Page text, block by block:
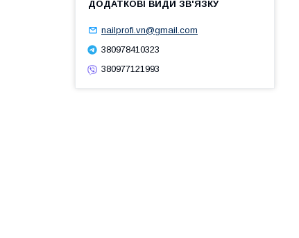
nailprofi.vn@gmail.com
380978410323
380977121993